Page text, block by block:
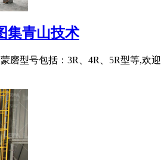
集青山技术
型号包括：3R、4R、5R型等,欢迎